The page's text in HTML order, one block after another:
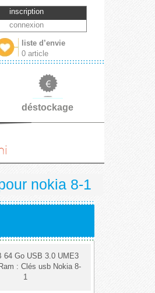
inscription
connexion
liste d’envie
0 article
déstockage
nokia 8-1
64 Go USB 3.0 UME3
: Clés usb Nokia 8-
1